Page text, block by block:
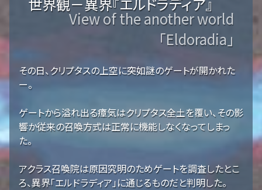
View of the another world
「Eldoradia」
その日、クリプタスの上空に突如謎のゲートが開かれた
ー。
ゲートから溢れ出る瘴気はクリプタス全土を覆い、その影
響か従来の召喚方式は正常に機能しなくなってしまっ
た。
アクラス召喚院は原因究明のためゲートを調査したとこ
ろ、異界「エルドラディア」に通じるものだと判明した。